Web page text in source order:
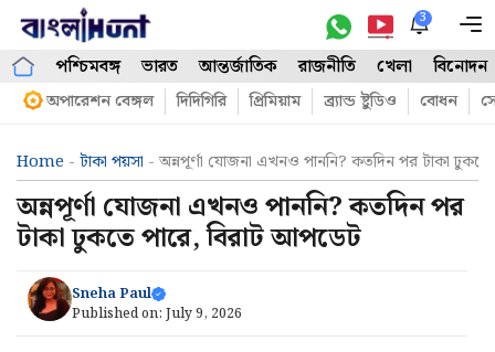
Skip
content
3
পশ্চিমবঙ্গ ভারত আন্তর্জাতিক রাজনীতি খেলা বিনোদন
অপারেশন বেঙ্গল দিদিগিরি প্রিমিয়াম ব্র্যান্ড ষ্টুডিও বোধন
Home - টাকা পয়সা - অন্নপূর্ণা যোজনা এখনও পাননি? কতদিন পর টাকা
অন্নপূর্ণা যোজনা এখনও পাননি? কতদিন পর
টাকা ঢুকতে পারে, বিরাট আপডেট
Sneha Paul
Published on: July 9, 2026